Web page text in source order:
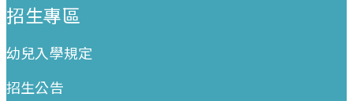
招生專區
幼兒入學規定
招生公告